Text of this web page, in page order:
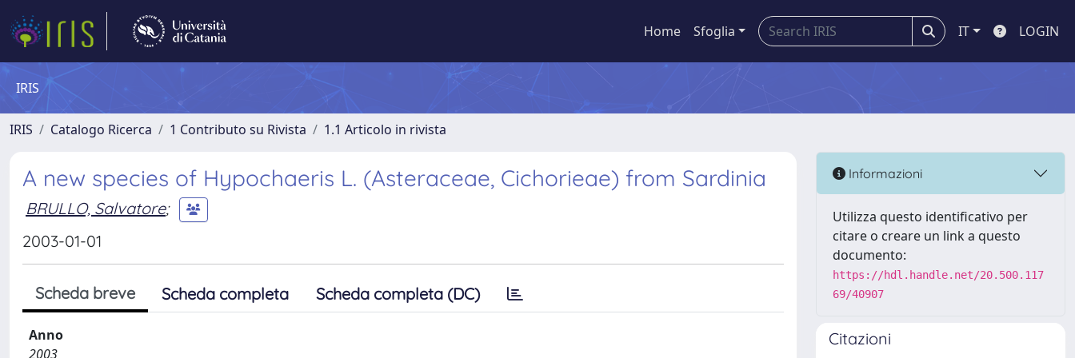
Home Sfoglia IT LOGIN
IRIS
IRIS Catalogo Ricerca 1 Contributo su Rivista 1.1 Articolo in rivista
A new species of Hypochaeris L. (Asteraceae, Cichorieae) from Sardinia
BRULLO, Salvatore;
2003-01-01
Scheda breve Scheda completa Scheda completa (DC)
Anno
2003
Informazioni
Utilizza questo identificativo per
citare o creare un link a questo
documento:
https://hdl.handle.net/20.500.117
69/40907
Citazioni